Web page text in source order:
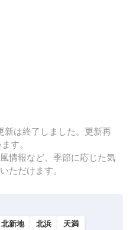
新は終了しました。更新再
す。
情報など、季節に応じた気
ただけます。
北新地 北浜
天満